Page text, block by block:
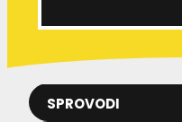
SPROVODI